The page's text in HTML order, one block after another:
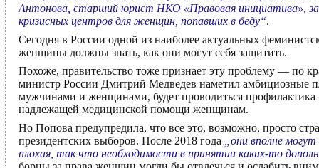
Антонова, старший юрист НКО «Правовая инициатива»,
кризисных центров для женщин, попавших в беду“.
Сегодня в России одной из наиболее актуальных
женщины должны знать, как они могут себя защитить.
Похоже, правительство тоже признает эту проблему — по
министр России Дмитрий Медведев наметил амбициозные
мужчинами и женщинами, будет проводиться
надлежащей медицинской помощи женщинам.
Но Попова предупредила, что все это, возможно, просто
президентских выборов. После 2018 года
„они вполне
плохая, так что необходимости в принятии каких-то